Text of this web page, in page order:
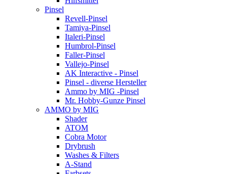
Pinsel
Revell-Pinsel
Tamiya-Pinsel
Italeri-Pinsel
Humbrol-Pinsel
Faller-Pinsel
Vallejo-Pinsel
AK Interactive - Pinsel
Pinsel - diverse Hersteller
Ammo by MIG -Pinsel
Mr. Hobby-Gunze Pinsel
AMMO by MIG
Shader
ATOM
Cobra Motor
Drybrush
Washes & Filters
A-Stand